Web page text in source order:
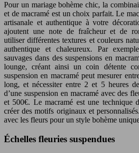
Pour un mariage bohème chic, la
et de macramé est un choix parfait. Le
artisanale et authentique à votre
ajoutent une note de fraîcheur et de
utiliser différentes textures et couleurs
authentique et chaleureux. Par
sauvages dans des suspensions en
lounge, créant ainsi un coin détente
suspension en macramé peut mesurer
long, et nécessiter entre 2 et 5 heures
d’une suspension en macramé avec des
et 500€. Le macramé est une technique
créer des motifs originaux et
avec les fleurs pour un style bohème
Échelles fleuries suspendues